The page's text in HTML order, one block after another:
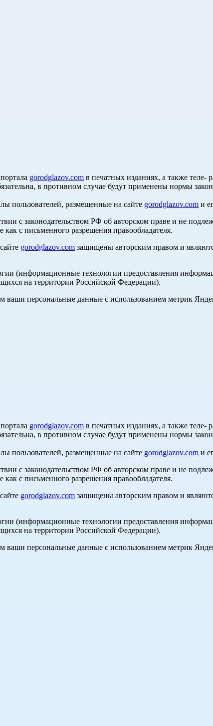
gorodglazov.com в печатных изданиях, а также теле-
в противном случае будут применены нормы
пользователей, размещенные на сайте gorodglazov.com и
с законодательством РФ об авторском праве и не
с письменного разрешения правообладателя.
gorodglazov.com защищены авторским правом и
(информационные технологии предоставления
на территории Российской Федерации).
ваши персональные данные с использованием метрик
gorodglazov.com в печатных изданиях, а также теле-
в противном случае будут применены нормы
пользователей, размещенные на сайте gorodglazov.com и
с законодательством РФ об авторском праве и не
с письменного разрешения правообладателя.
gorodglazov.com защищены авторским правом и
(информационные технологии предоставления
на территории Российской Федерации).
ваши персональные данные с использованием метрик